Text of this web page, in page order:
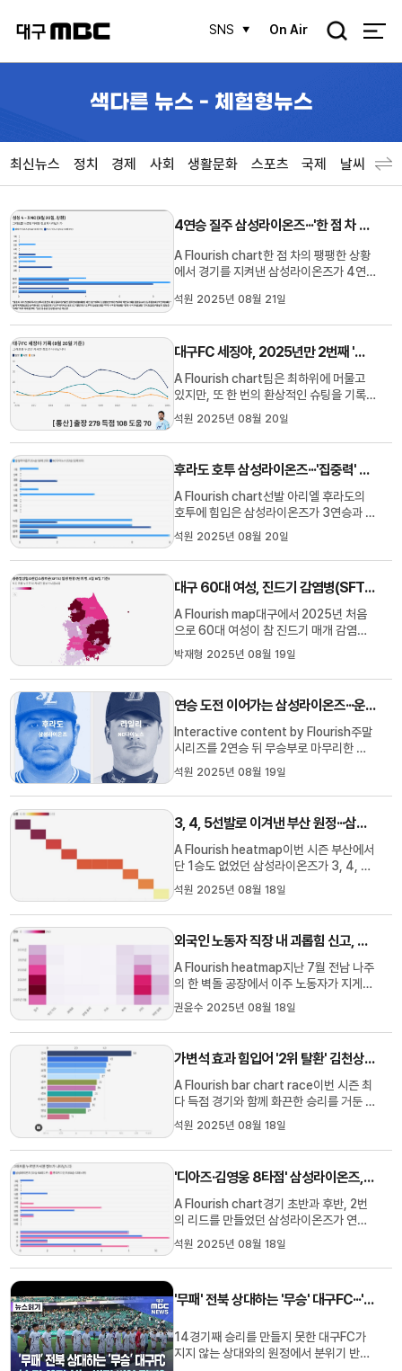
SNS On Air
검
색다른 뉴스 - 체험형뉴스
최신뉴스 정치 경제 사회 생활문화 스포츠 국제 날씨
4연승 질주 삼성라이온즈···'한 점 차 승리' 만든 마운드, '선발승·홀드·세이브'까지 챙겼다
A Flourish chart한 점 차의 팽팽한 상황
에서 경기를 지켜낸 삼성라이온즈가 4연
3경기로 좁혔습니다.8월 20일 저녁 창원
삼성은 선발 원태인부터 마무리 김재윤까
3 ...
석원 2025년 08월 21일
대구FC 세징야, 2025년만 2번째 '이달의 골'···22R 김천전 '감아차기 골' 린가드 제쳐
A Flourish chart팀은 최하위에 머물고
있지만, 또 한 번의 환상적인 슈팅을 기록
한 세징야가 2025년 2번째 '이달의 골'에
주인공으로 이름을 올립니다.한국프로축구
연맹은 8월 19일 홈페이지를 통해 2025
이달의 골' 수상자로 대구FC의 세징야가
선정됐다고 밝혔습니다.하나은행 K...
석원 2025년 08월 20일
후라도 호투 삼성라이온즈···'집중력' 더해 만든 3연승
A Flourish chart선발 아리엘 후라도의
호투에 힘입은 삼성라이온즈가 3연승과 함
께 4위와 격차도 3경기 차로 좁혔습니
다.8월 19일 저녁 창원NC파크에서 펼쳐
진 2025 신한 SOL 뱅크 KBO리그 NC다
은 1선발 대결에서 우위를 보인 후라도와
공격 집중력을 바탕으로 6-2 승리를 거둡
니다...
석원 2025년 08월 20일
대구 60대 여성, 진드기 감염병(SFTS) 2025년 첫 사망···대구시, 심층 역학 조사 실시
A Flourish map대구에서 2025년 처음
으로 60대 여성이 참 진드기 매개 감염병
인 중증열성혈소판감소증후군으로 숨진 것
으로 나타났습니다.대구시에 따르면 최근
오한 증세 등으로 대학병원에서 진료를 받
후군, SFTS 양성 판정을 받고 치료를 받다
가 8월 초 숨졌습니다.대학병원 측은 ...
박재형 2025년 08월 19일
연승 도전 이어가는 삼성라이온즈···운명 건 1선발 맞대결
Interactive content by Flourish주말
시리즈를 2연승 뒤 무승부로 마무리한 삼
성라이온즈가 이어지는 창원 원정에서 연
승 도전을 이어갑니다.8월 19일 저녁 창원
NC파크에서 펼쳐지는 2025 신한 SOL
전 첫 경기에서 삼성은 승리와 함께 중위권
추격의 흐름을 이어가겠다는 각오입니다....
석원 2025년 08월 19일
3, 4, 5선발로 이겨낸 부산 원정···삼성라이온즈, '연패'에서 '연승' 만들다
A Flourish heatmap이번 시즌 부산에서
단 1승도 없었던 삼성라이온즈가 3, 4, 5
선발로 치렀던 주말 3연전에서 2승 1무로
기대 이상의 성과를 거둬, 순위 싸움에 희
망을 살렸습니다.지난주, KIA 타이거즈와
천 취소가 없었던 것이 아쉬울 정도로 좋지
못한 모습을 보입니다. 3연전 ...
석원 2025년 08월 18일
외국인 노동자 직장 내 괴롭힘 신고, 4년 사이 3.5배 증가
A Flourish heatmap지난 7월 전남 나주
의 한 벽돌 공장에서 이주 노동자가 지게차
에 매달려 괴롭힘을 당하는 영상이 공개된
가운데, 최근 4년 사이 외국인 근로자 직장
내 괴롭힘 신고가 3.5배 증가한 것으로 나
고용노동부로부터 받은 자료에 따르면 외
국인 근로자 직장 내 괴롭힘 ...
권윤수 2025년 08월 18일
가변석 효과 힘입어 '2위 탈환' 김천상무···1,260일 만에 '서울전 승리' 이끈 정정용 감독
A Flourish bar chart race이번 시즌 최
다 득점 경기와 함께 화끈한 승리를 거둔 김
천상무가 리그 2위 자리도 되찾았습니다.8
월 17일 저녁 김천종합운동장에서 펼쳐진
하나은행 K리그1 2025 FC서울과의 26
화끈한 공격력에 힘입어 6-2 승리와 함께
5경기 연속 무패를 기록합니다. 서...
석원 2025년 08월 18일
'디아즈·김영웅 8타점' 삼성라이온즈, 불펜 3명 7실점···아쉬운 무승부
A Flourish chart경기 초반과 후반, 2번
의 리드를 만들었던 삼성라이온즈가 연장
승부 끝에 아쉬운 무승부로 주말 원정을 마
무리합니다.17일 부산 사직구장에서 펼쳐
진 2025 신한 SOL 뱅크 KBO리그 롯데
삼성은 팀의 중심타자 디아즈와 김영웅이
석원 2025년 08월 18일
'무패' 전북 상대하는 '무승' 대구FC···'승점 42점 차' 쉽지 않은 승부, 반전 씨앗 될까
14경기째 승리를 만들지 못한 대구FC가
지지 않는 상대와의 원정에서 분위기 반전